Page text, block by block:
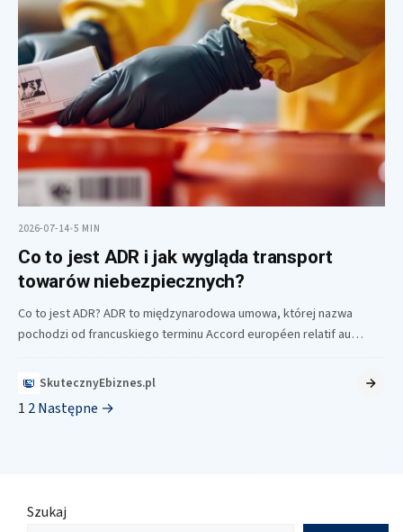
2026-07-14•5 MIN
Co to jest ADR i jak wygląda transport
towarów niebezpiecznych?
Co to jest ADR? ADR to międzynarodowa umowa, której nazwa
pochodzi od francuskiego terminu Accord européen relatif au
SkutecznyEbiznes.pl
1 2Następne →
Szukaj